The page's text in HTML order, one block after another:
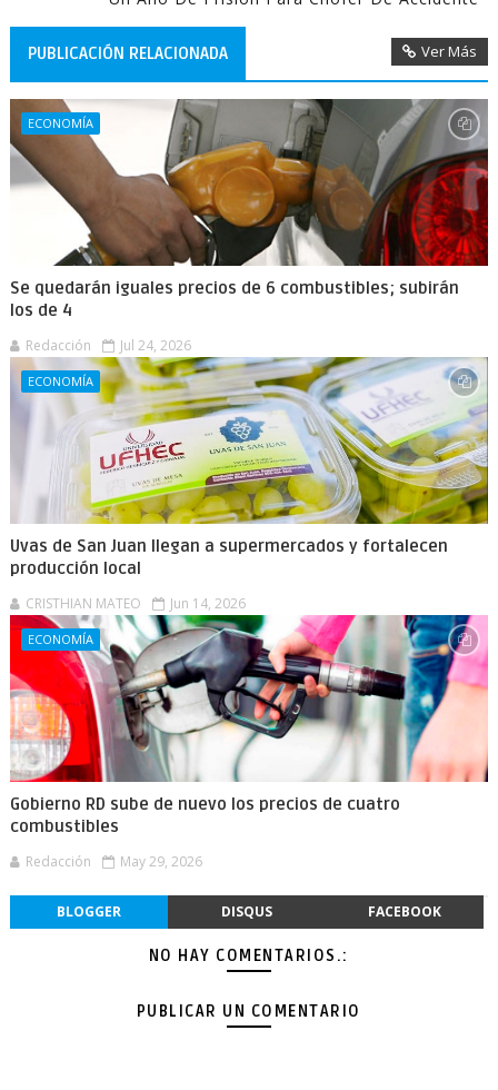
PUBLICACIÓN RELACIONADA Ver Más
ECONOMÍA
Se quedarán iguales precios de 6 combustibles; subirán
los de 4
Redacción Jul 24, 2026
ECONOMÍA
Uvas de San Juan llegan a supermercados y fortalecen
producción local
CRISTHIAN MATEO Jun 14, 2026
ECONOMÍA
Gobierno RD sube de nuevo los precios de cuatro
combustibles
Redacción May 29, 2026
BLOGGER DISQUS FACEBOOK
NO HAY COMENTARIOS.:
PUBLICAR UN COMENTARIO